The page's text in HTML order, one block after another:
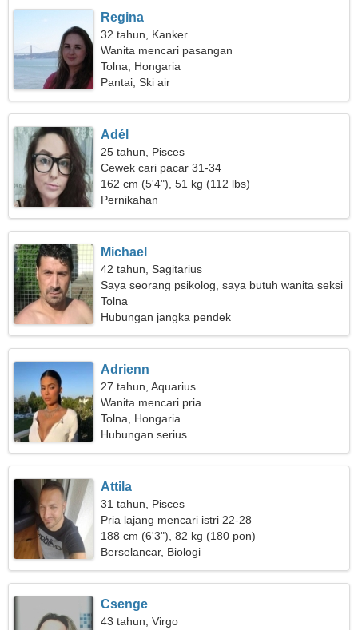
Regina
32 tahun, Kanker
Wanita mencari pasangan
Tolna, Hongaria
Pantai, Ski air
Adél
25 tahun, Pisces
Cewek cari pacar 31-34
162 cm (5'4"), 51 kg (112 lbs)
Pernikahan
Michael
42 tahun, Sagitarius
Saya seorang psikolog, saya butuh wanita seksi
Tolna
Hubungan jangka pendek
Adrienn
27 tahun, Aquarius
Wanita mencari pria
Tolna, Hongaria
Hubungan serius
Attila
31 tahun, Pisces
Pria lajang mencari istri 22-28
188 cm (6'3"), 82 kg (180 pon)
Berselancar, Biologi
Csenge
43 tahun, Virgo